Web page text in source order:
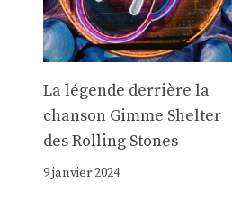
La légende derrière la
chanson Gimme Shelter
des Rolling Stones
9 janvier 2024